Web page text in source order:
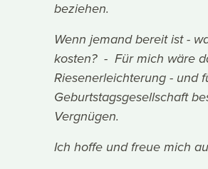
beziehen.
Wenn jemand bereit ist -
kosten? - Für mich wäre
Riesenerleichterung - und
Geburtstagsgesellschaft
Vergnügen.
Ich hoffe und freue mich